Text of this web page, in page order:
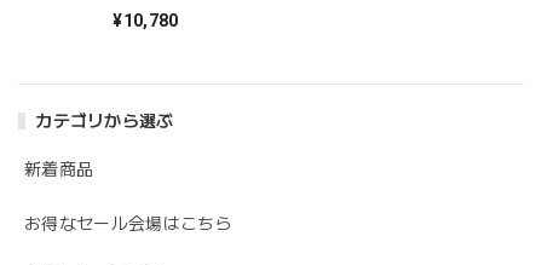
カテゴリから選ぶ
新着商品
お得なセール会場はこちら
¥10,780